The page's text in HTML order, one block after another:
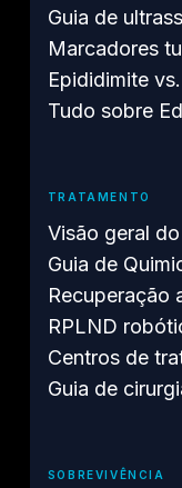
Guia de
Marcadores
Epididimite
Tudo sobre
TRATAMENTO
Visão geral
Guia de
Recuperação
RPLND
Centros de
Guia de
SOBREVIVÊNCIA